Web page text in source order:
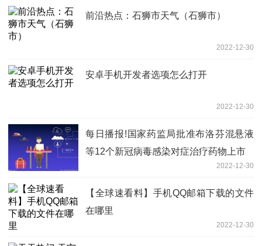
前沿热点：石狮市天气（石狮市）
2022-12-30
安卓手机开发者选项怎么打开
2022-12-30
每日播报!国家药监局批准布洛芬混悬液
等12个新冠病毒感染对症治疗药物上市
2022-12-30
【全球速看料】手机QQ邮箱下载的文件
在哪里
2022-12-30